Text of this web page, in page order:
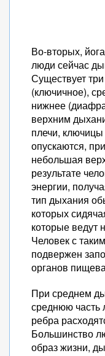
Во-вторых,
люди сейчас
Существует
(ключичное),
нижнее
верхним
плечи,
опускаются,
небольшая
результате
энергии,
тип дыхания
которых
которые ведут
Человек с
подвержен
органов
При среднем
среднюю часть
ребра
Большинство
образ жизни,